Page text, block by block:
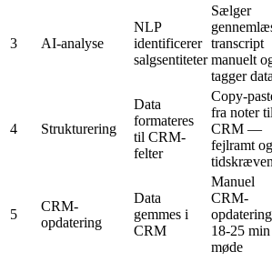
3 AI-analyse
NLP
identificerer
salgsentiteter
Sælger
transcript
manuelt
tagger data
4 Strukturering
Data
formateres
til CRM-
felter
Copy-
fra noter til
CRM —
fejlramt og
5
CRM-
opdatering
Data
gemmes i
CRM
Manuel
CRM-
18-25 min
møde